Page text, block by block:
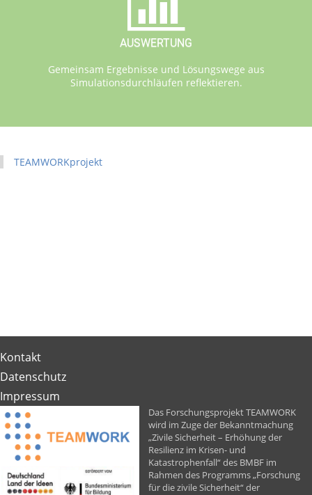
AUSWERTUNG
Gemeinsam Ergebnisse und Lösungswege aus
Simulationsdurchläufen reflektieren.
TEAMWORKprojekt
Kontakt
Datenschutz
Impressum
Das Forschungsprojekt TEAMWORK
wird im Zuge der Bekanntmachung
„Zivile Sicherheit – Erhöhung der
Resilienz im Krisen- und
Katastrophenfall“ des BMBF im
Rahmen des Programms „Forschung
für die zivile Sicherheit“ der